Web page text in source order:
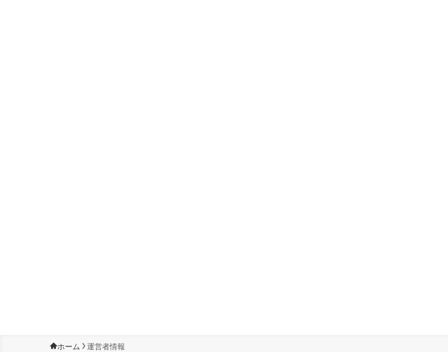
ホーム 運営者情報